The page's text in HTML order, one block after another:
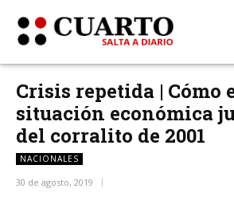
Crisis repetida | Cómo
situación económica
del corralito de 2001
NACIONALES
30 de agosto, 2019